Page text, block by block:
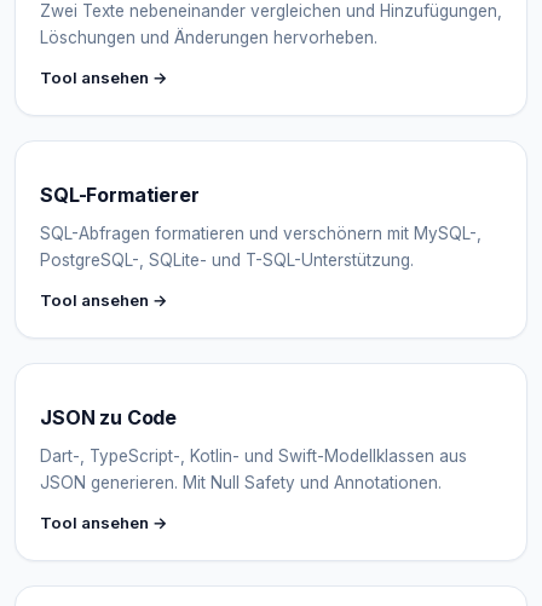
Zwei Texte nebeneinander vergleichen und Hinzufügungen,
Löschungen und Änderungen hervorheben.
Tool ansehen →
SQL-Formatierer
SQL-Abfragen formatieren und verschönern mit MySQL-,
PostgreSQL-, SQLite- und T-SQL-Unterstützung.
Tool ansehen →
JSON zu Code
Dart-, TypeScript-, Kotlin- und Swift-Modellklassen aus
JSON generieren. Mit Null Safety und Annotationen.
Tool ansehen →